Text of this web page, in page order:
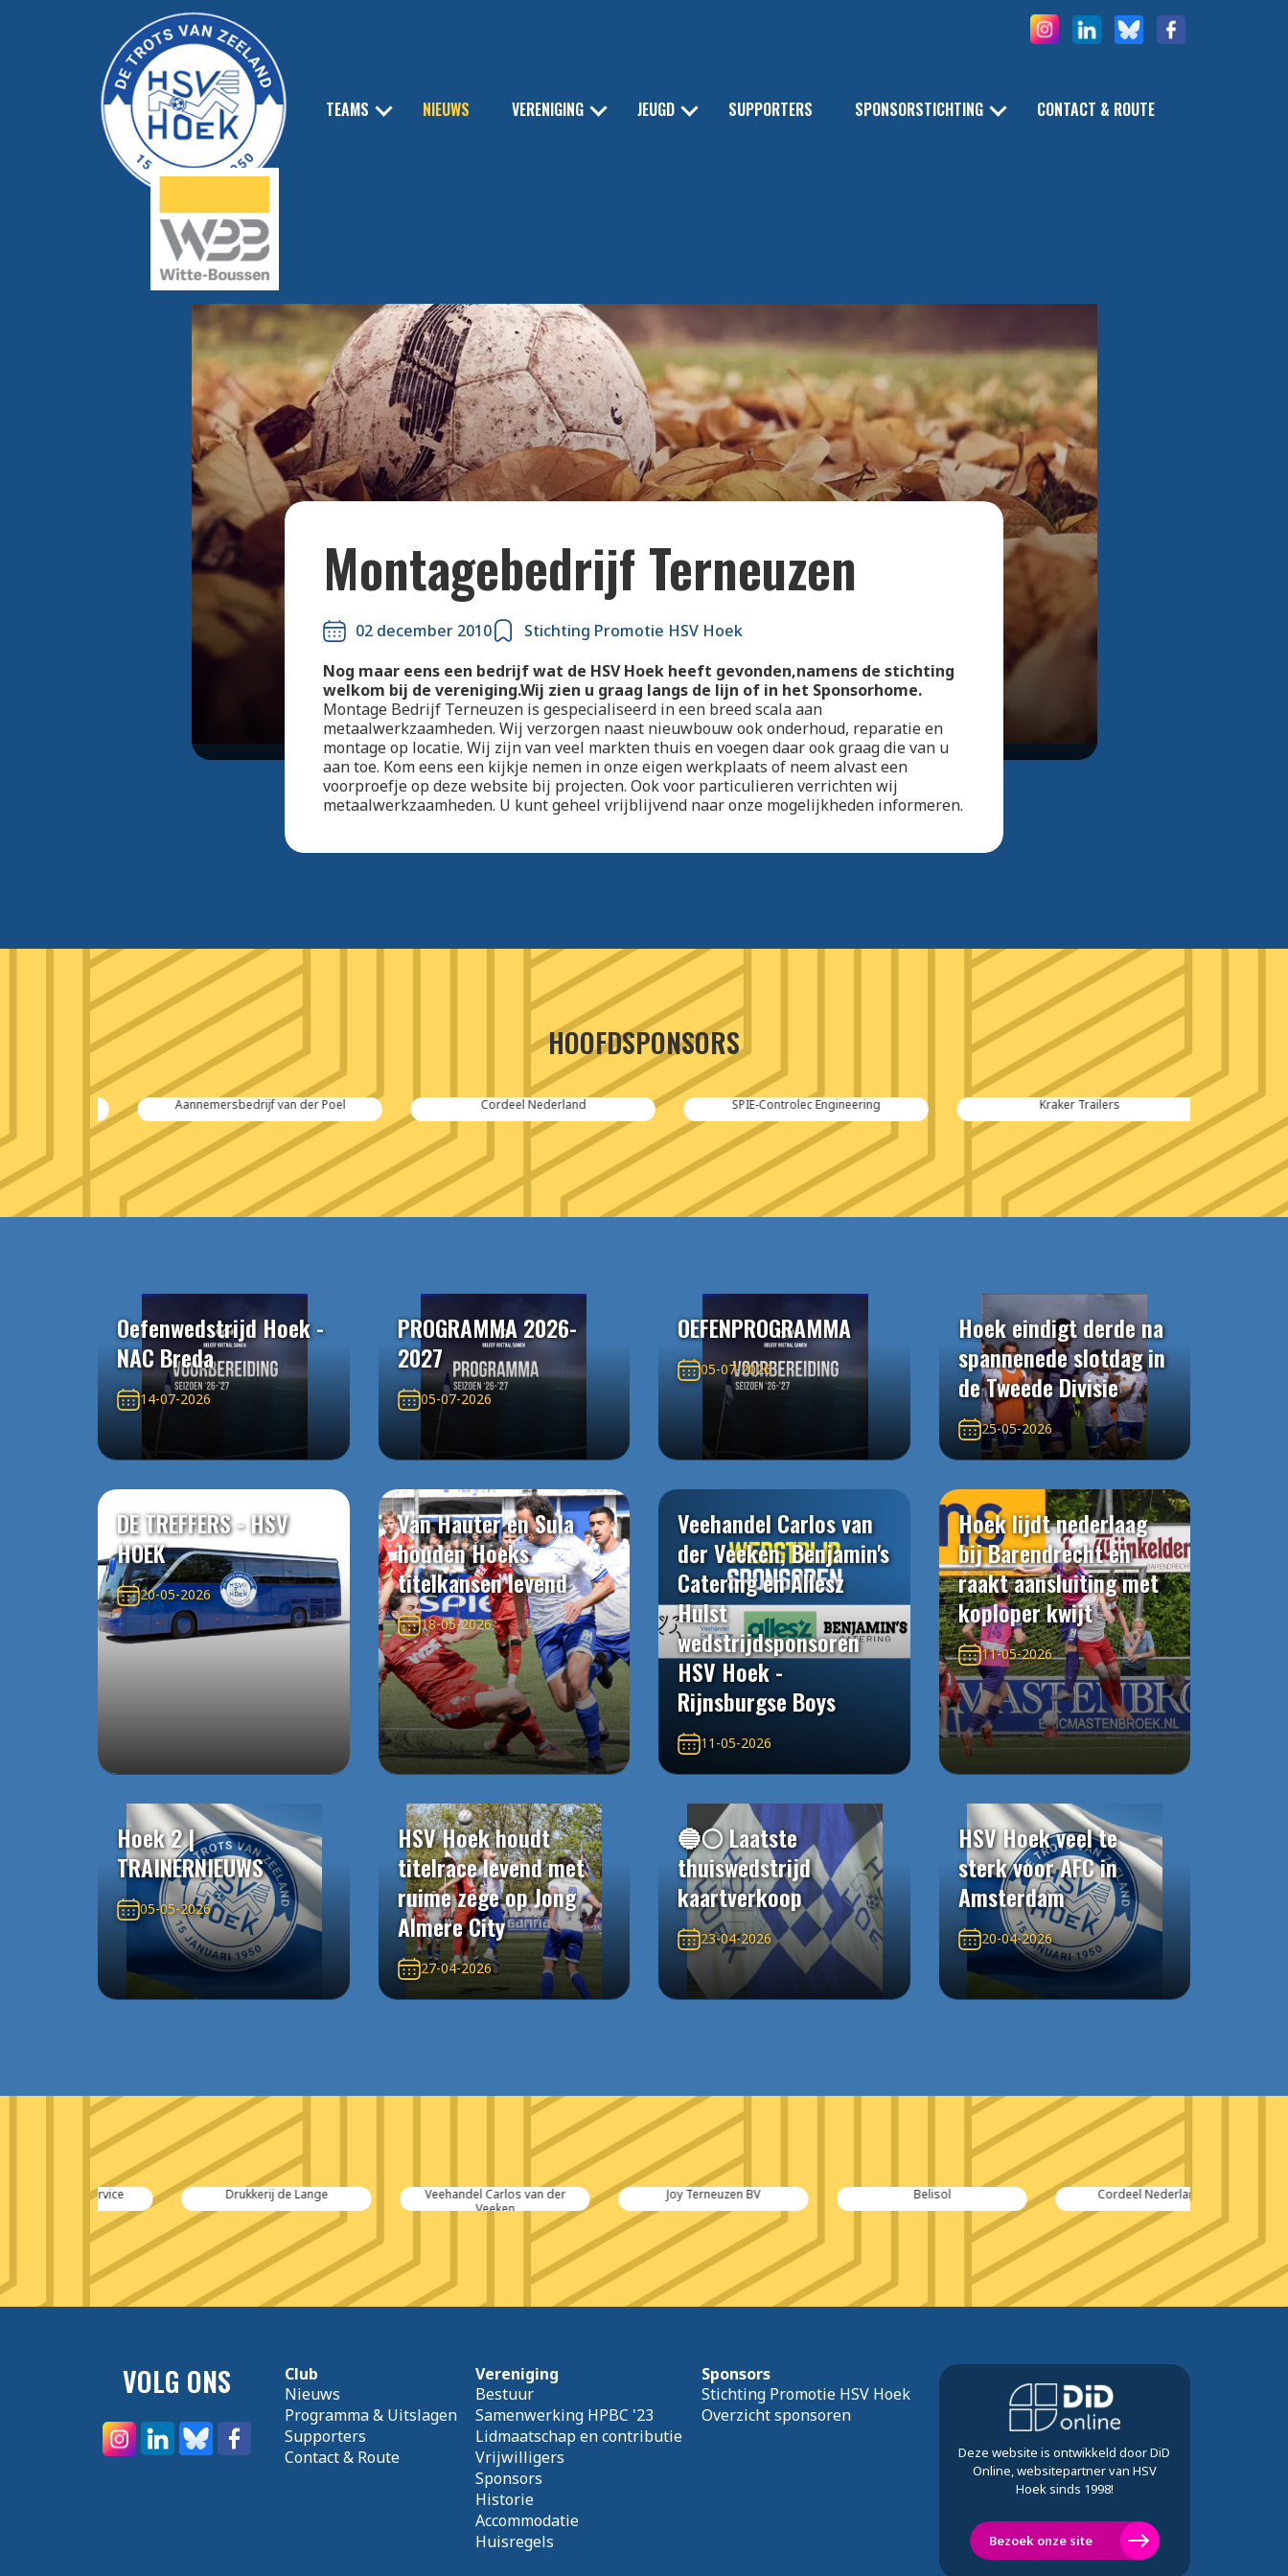
TEAMS NIEUWS VERENIGING JEUGD SUPPORTERS SPONSORSTICHTING CONTACT & ROUTE
Bekijk alle foto's
Montagebedrijf Terneuzen
02 december 2010
Stichting Promotie HSV Hoek
Nog maar eens een bedrijf wat de HSV Hoek heeft gevonden,namens de stichting
welkom bij de vereniging.Wij zien u graag langs de lijn of in het Sponsorhome.
Montage Bedrijf Terneuzen is gespecialiseerd in een breed scala aan
metaalwerkzaamheden. Wij verzorgen naast nieuwbouw ook onderhoud, reparatie en
montage op locatie. Wij zijn van veel markten thuis en voegen daar ook graag die van u
aan toe. Kom eens een kijkje nemen in onze eigen werkplaats of neem alvast een
voorproefje op deze website bij projecten. Ook voor particulieren verrichten wij
metaalwerkzaamheden. U kunt geheel vrijblijvend naar onze mogelijkheden informeren.
HOOFDSPONSORS
Aannemersbedrijf van der Poel Cordeel Nederland SPIE-Controlec Engineering Kraker Trailers
Oefenwedstrijd Hoek -
NAC Breda
14-07-2026
PROGRAMMA 2026-
2027
05-07-2026
OEFENPROGRAMMA
05-07-2026
Hoek eindigt derde na
spannenede slotdag in
de Tweede Divisie
25-05-2026
DE TREFFERS - HSV
HOEK
20-05-2026
Van Hauter en Sula
houden Hoeks
titelkansen levend
18-05-2026
Veehandel Carlos van
der Veeken, Benjamin's
Catering en Allesz
Hulst
wedstrijdsponsoren
HSV Hoek -
Rijnsburgse Boys
11-05-2026
Hoek lijdt nederlaag
bij Barendrecht en
raakt aansluiting met
koploper kwijt
11-05-2026
Hoek 2 |
TRAINERNIEUWS
05-05-2026
HSV Hoek houdt
titelrace levend met
ruime zege op Jong
Almere City
27-04-2026
🔵⚪️ Laatste
thuiswedstrijd
kaartverkoop
23-04-2026
HSV Hoek veel te
sterk voor AFC in
Amsterdam
20-04-2026
Drukkerij de Lange
Veehandel Carlos van der
Veeken
Joy Terneuzen BV Belisol Cordeel Nederland
VOLG ONS
Club
Nieuws
Programma & Uitslagen
Supporters
Contact & Route
Vereniging
Bestuur
Samenwerking HPBC '23
Lidmaatschap en contributie
Vrijwilligers
Sponsors
Historie
Accommodatie
Huisregels
Sponsors
Stichting Promotie HSV Hoek
Overzicht sponsoren
Deze website is ontwikkeld door DiD
Online, websitepartner van HSV
Hoek sinds 1998!
Bezoek onze site